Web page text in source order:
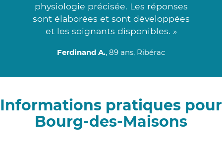
physiologie précisée. Les réponses
sont élaborées et sont développées
et les soignants disponibles. »
Ferdinand A., 89 ans, Ribérac
Informations pratiques pour
Bourg-des-Maisons